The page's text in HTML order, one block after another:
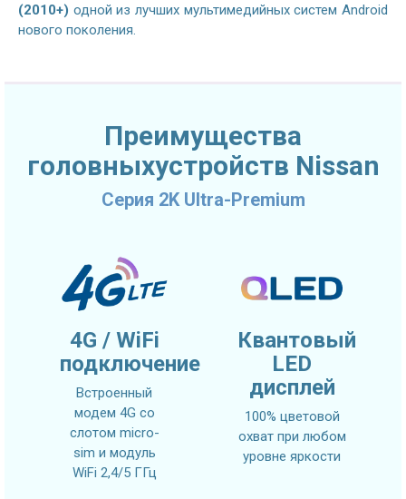
(2010+) одной из лучших мультимедийных систем Android
нового поколения.
Преимущества
головныхустройств Nissan
Серия 2K Ultra-Premium
4G / WiFi
подключение
Встроенный
модем 4G со
слотом micro-
sim и модуль
WiFi 2,4/5 ГГц
Квантовый
LED
дисплей
100% цветовой
охват при любом
уровне яркости